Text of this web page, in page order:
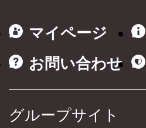
マイページ
お問い合わせ
グループサイト